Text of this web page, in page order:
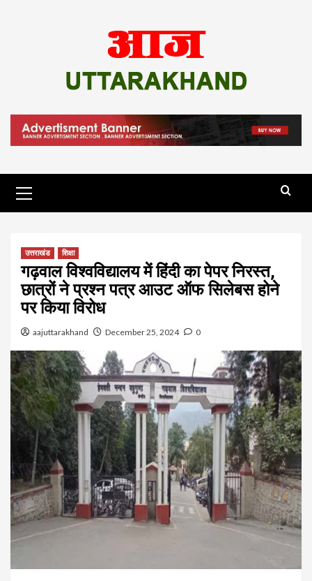
Menu
उत्तराखंड शिक्षा
गढ़वाल विश्वविद्यालय में हिंदी का पेपर निरस्त,
छात्रों ने प्रश्न पत्र आउट ऑफ सिलेबस होने
पर किया विरोध
aajuttarakhand December 25, 2024 0